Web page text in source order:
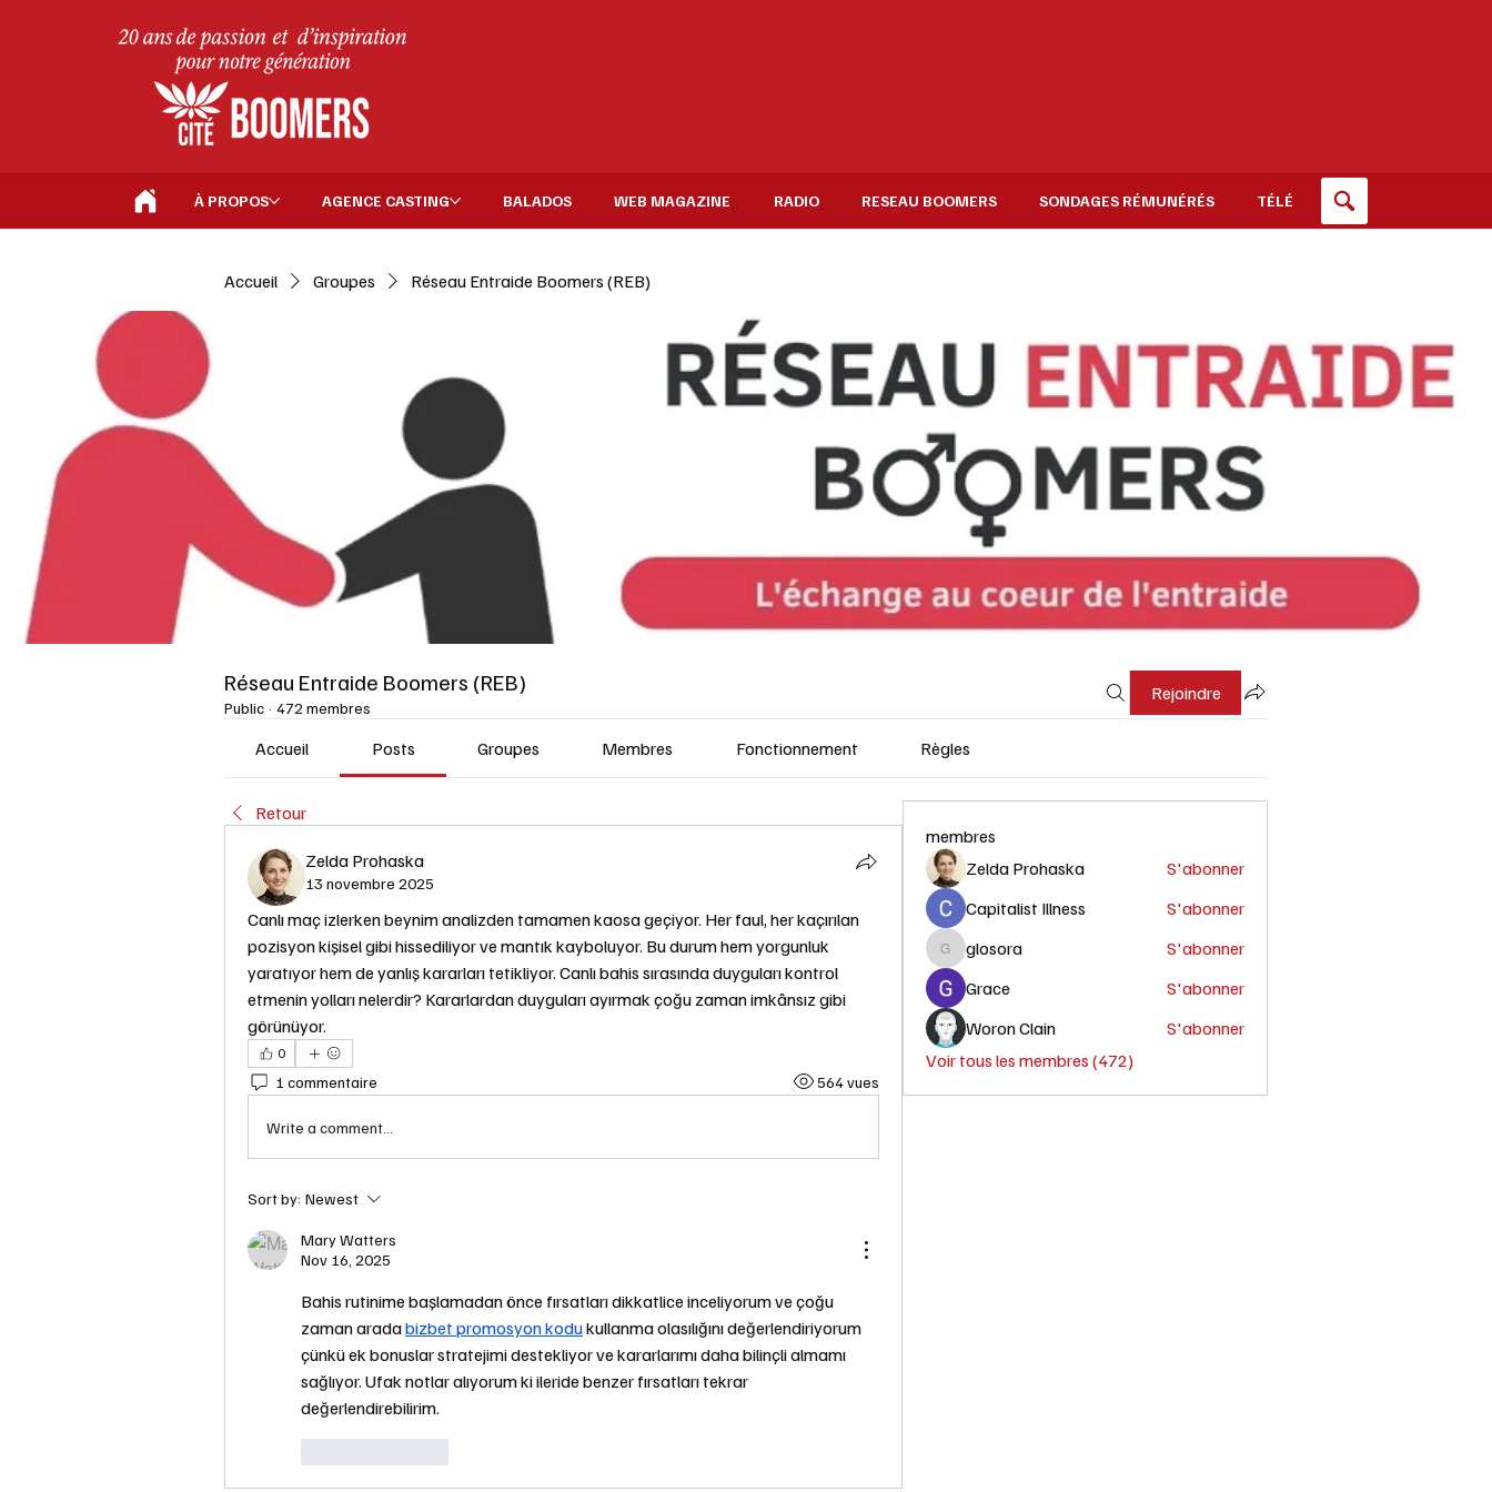
À PROPOS AGENCE CASTING BALADOS WEB MAGAZINE RADIO RESEAU BOOMERS SONDAGES RÉMUNÉRÉS TÉLÉ
Accueil Groupes Réseau Entraide Boomers (REB)
Réseau Entraide Boomers (REB)
Public · 472 membres
Rejoindre
Accueil Posts Groupes Membres Fonctionnement Règles
Retour
Zelda Prohaska
13 novembre 2025
Canlı maç izlerken beynim analizden tamamen kaosa geçiyor. Her faul, her kaçırılan
pozisyon kişisel gibi hissediliyor ve mantık kayboluyor. Bu durum hem yorgunluk
yaratıyor hem de yanlış kararları tetikliyor. Canlı bahis sırasında duyguları kontrol
etmenin yolları nelerdir? Kararlardan duyguları ayırmak çoğu zaman imkânsız gibi
görünüyor.
0
1 commentaire 564 vues
Write a comment...
Sort by: Newest
Mary Watters
Nov 16, 2025
Bahis rutinime başlamadan önce fırsatları dikkatlice inceliyorum ve çoğu
zaman arada bizbet promosyon kodu kullanma olasılığını değerlendiriyorum
çünkü ek bonuslar stratejimi destekliyor ve kararlarımı daha bilinçli almamı
sağlıyor. Ufak notlar alıyorum ki ileride benzer fırsatları tekrar
değerlendirebilirim.
membres
Zelda Prohaska
S'abonner
Capitalist Illness
S'abonner
glosora
glosora
S'abonner
Grace
S'abonner
Woron Clain
S'abonner
Voir tous les membres (472)